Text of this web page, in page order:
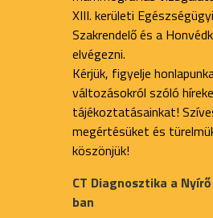
XIII. kerületi
Szakrendelő és a
elvégezni.
Kérjük, figyelje
változásokról szóló
tájékoztatásainkat!
megértésüket és
köszönjük!
CT Diagnosztika a
ban